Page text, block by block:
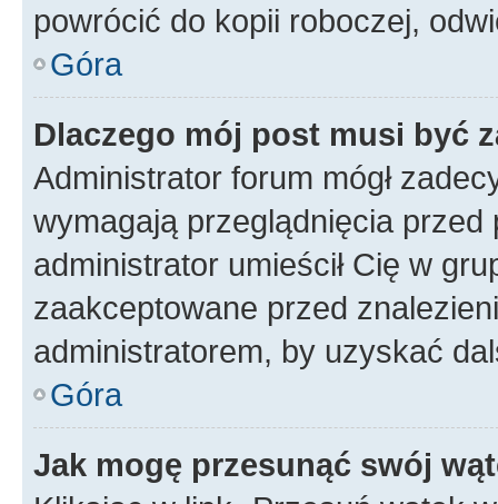
powrócić do kopii roboczej,
Góra
Dlaczego mój post musi być
Administrator forum mógł
wymagają przeglądnięcia
administrator umieścił Cię w
zaakceptowane przed
administratorem, by uzyskać
Góra
Jak mogę przesunąć swój